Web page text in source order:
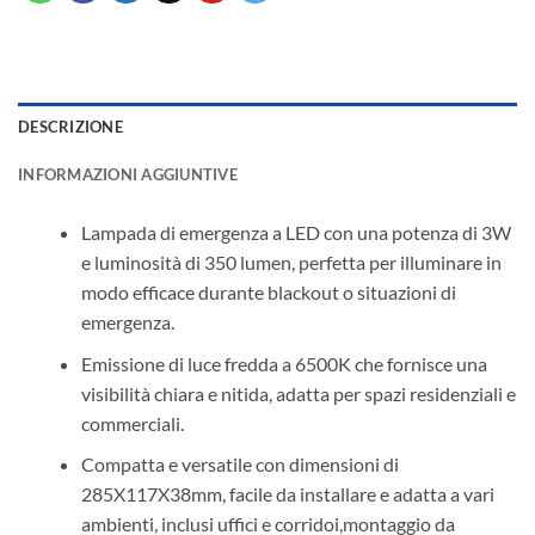
DESCRIZIONE
INFORMAZIONI AGGIUNTIVE
Lampada di emergenza a LED con una potenza di 3W
e luminosità di 350 lumen, perfetta per illuminare in
modo efficace durante blackout o situazioni di
emergenza.
Emissione di luce fredda a 6500K che fornisce una
visibilità chiara e nitida, adatta per spazi residenziali e
commerciali.
Compatta e versatile con dimensioni di
285X117X38mm, facile da installare e adatta a vari
ambienti, inclusi uffici e corridoi,montaggio da